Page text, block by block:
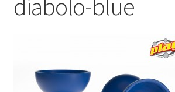
Töötoad
diabolo-blue